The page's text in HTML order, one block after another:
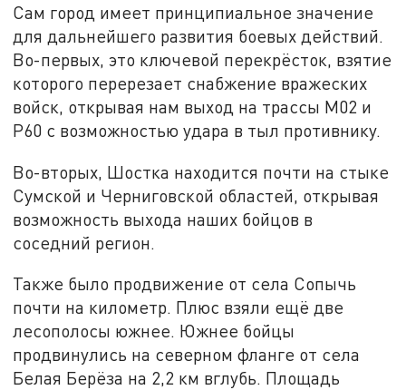
Сам город имеет принципиальное значение
для дальнейшего развития боевых действий.
Во-первых, это ключевой перекрёсток, взятие
которого перерезает снабжение вражеских
войск, открывая нам выход на трассы М02 и
Р60 с возможностью удара в тыл противнику.
Во-вторых, Шостка находится почти на стыке
Сумской и Черниговской областей, открывая
возможность выхода наших бойцов в
соседний регион.
Также было продвижение от села Сопычь
почти на километр. Плюс взяли ещё две
лесополосы южнее. Южнее бойцы
продвинулись на северном фланге от села
Белая Берёза на 2,2 км вглубь. Площадь